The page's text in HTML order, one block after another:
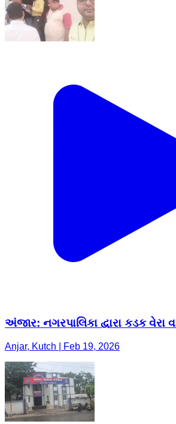
અંજાર: નગરપાલિકા દ્વારા કડક
Anjar, Kutch | Feb 19, 2026